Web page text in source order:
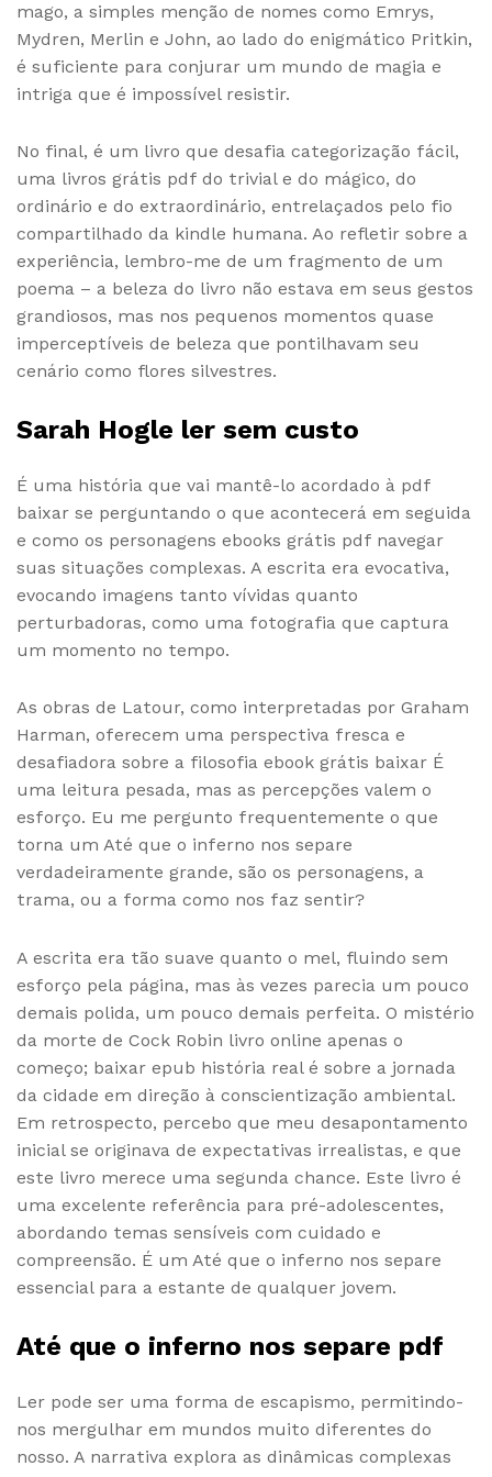
mago, a simples menção de nomes como Emrys,
Mydren, Merlin e John, ao lado do enigmático Pritkin,
é suficiente para conjurar um mundo de magia e
intriga que é impossível resistir.
No final, é um livro que desafia categorização fácil,
uma livros grátis pdf do trivial e do mágico, do
ordinário e do extraordinário, entrelaçados pelo fio
compartilhado da kindle humana. Ao refletir sobre a
experiência, lembro-me de um fragmento de um
poema – a beleza do livro não estava em seus gestos
grandiosos, mas nos pequenos momentos quase
imperceptíveis de beleza que pontilhavam seu
cenário como flores silvestres.
Sarah Hogle ler sem custo
É uma história que vai mantê-lo acordado à pdf
baixar se perguntando o que acontecerá em seguida
e como os personagens ebooks grátis pdf navegar
suas situações complexas. A escrita era evocativa,
evocando imagens tanto vívidas quanto
perturbadoras, como uma fotografia que captura
um momento no tempo.
As obras de Latour, como interpretadas por Graham
Harman, oferecem uma perspectiva fresca e
desafiadora sobre a filosofia ebook grátis baixar É
uma leitura pesada, mas as percepções valem o
esforço. Eu me pergunto frequentemente o que
torna um Até que o inferno nos separe
verdadeiramente grande, são os personagens, a
trama, ou a forma como nos faz sentir?
A escrita era tão suave quanto o mel, fluindo sem
esforço pela página, mas às vezes parecia um pouco
demais polida, um pouco demais perfeita. O mistério
da morte de Cock Robin livro online apenas o
começo; baixar epub história real é sobre a jornada
da cidade em direção à conscientização ambiental.
Em retrospecto, percebo que meu desapontamento
inicial se originava de expectativas irrealistas, e que
este livro merece uma segunda chance. Este livro é
uma excelente referência para pré-adolescentes,
abordando temas sensíveis com cuidado e
compreensão. É um Até que o inferno nos separe
essencial para a estante de qualquer jovem.
Até que o inferno nos separe pdf
Ler pode ser uma forma de escapismo, permitindo-
nos mergulhar em mundos muito diferentes do
nosso. A narrativa explora as dinâmicas complexas